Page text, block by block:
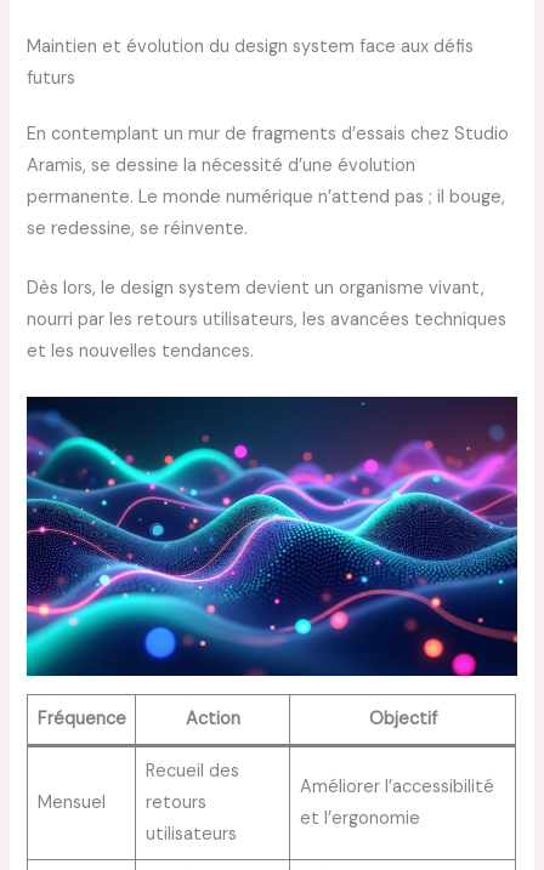
Maintien et évolution du design system face aux défis
futurs
En contemplant un mur de fragments d’essais chez Studio
Aramis, se dessine la nécessité d’une évolution
permanente. Le monde numérique n’attend pas ; il bouge,
se redessine, se réinvente.
Dès lors, le design system devient un organisme vivant,
nourri par les retours utilisateurs, les avancées techniques
et les nouvelles tendances.
Fréquence Action Objectif
Mensuel
Recueil des
retours
utilisateurs
Améliorer l’accessibilité
et l’ergonomie